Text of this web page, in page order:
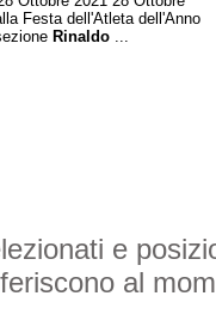
Festa dell'Atleta dell'Anno
Rinaldo ...
e
al